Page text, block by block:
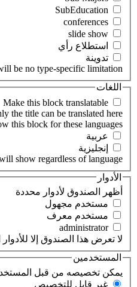
‏استطلاع رأي ‏
‏تدوينة ‏
be no type-specific limitation.
اللغات
the title can be translated here.
‏عربية ‏
‏إنجليزية ‏
show regardless of language.
الأدوار
‏أظهر الصندوق لأدوار محددة ‏
‏مستخدم مجهول ‏
‏مستخدم معرف ‏
لا تعرض هذا الصندوق إلا
المستخدمين
‏يمكن تخصيصه من قبل
‏غير قابل للتخصيص ‏